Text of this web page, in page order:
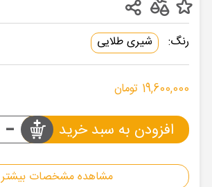
مشاهده مشخصات بیشتر
رنگ: شیری طلایی
19,600,000 تومان
- افزودن به سبد خرید